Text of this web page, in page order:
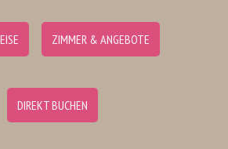
ZIMMER & ANGEBOTE
DIREKT BUCHEN